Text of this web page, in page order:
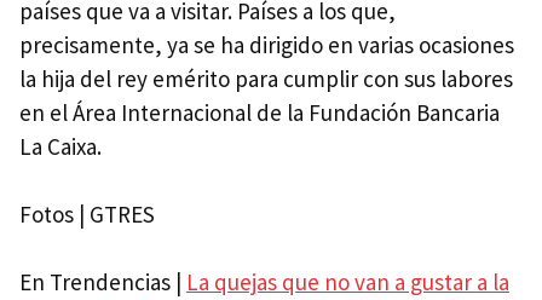
países que va a visitar. Países a los que,
precisamente, ya se ha dirigido en varias ocasiones
la hija del rey emérito para cumplir con sus labores
en el Área Internacional de la Fundación Bancaria
La Caixa.
Fotos | GTRES
En Trendencias | La quejas que no van a gustar a la